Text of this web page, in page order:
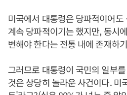
미국에서 대통령은 당파적이어
계속 당파적이기는 했지만, 동시
변해야 한다는 전통 내에 존재하
그러므로 대통령이 국민의 일부
것은 상당히 놀라운 사건이다. 미